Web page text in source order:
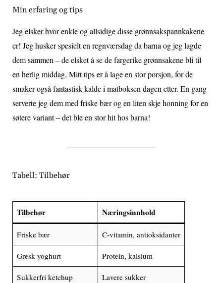
Min erfaring og tips
Jeg elsker hvor enkle og allsidige disse grønnsakspannkakene
er! Jeg husker spesielt en regnværsdag da barna og jeg lagde
dem sammen – de elsket å se de fargerike grønnsakene bli til
en herlig middag. Mitt tips er å lage en stor porsjon, for de
smaker også fantastisk kalde i matboksen dagen etter. En gang
serverte jeg dem med friske bær og en liten skje honning for en
søtere variant – det ble en stor hit hos barna!
Tabell: Tilbehør
Tilbehør Næringsinnhold
Friske bær C-vitamin, antioksidanter
Gresk yoghurt Protein, kalsium
Sukkerfri ketchup Lavere sukker